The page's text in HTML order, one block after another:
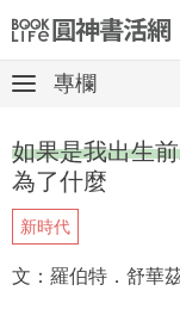
Netflix話題章魚
專欄
如果是我出生
為了什麼
新時代
文：羅伯特．舒華